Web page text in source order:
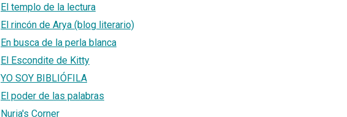
El templo de la lectura
El rincón de Arya (blog literario)
En busca de la perla blanca
El Escondite de Kitty
YO SOY BIBLIÓFILA
El poder de las palabras
Nuria's Corner